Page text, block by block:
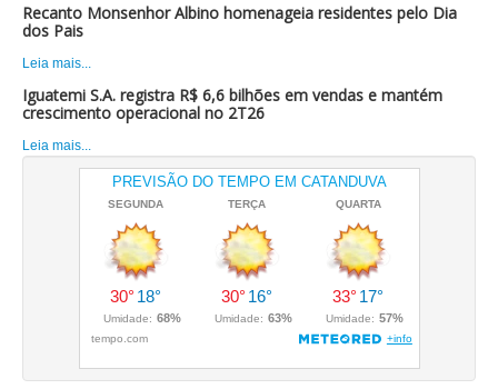
Recanto Monsenhor Albino homenageia residentes pelo Dia
dos Pais
Leia mais...
Iguatemi S.A. registra R$ 6,6 bilhões em vendas e mantém
crescimento operacional no 2T26
Leia mais...